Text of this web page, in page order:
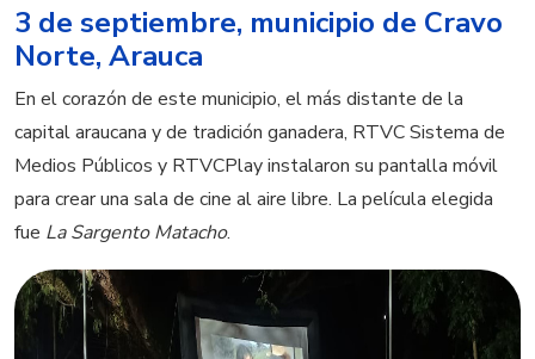
3 de septiembre, municipio de Cravo
Norte, Arauca
En el corazón de este municipio, el más distante de la
capital araucana y de tradición ganadera, RTVC Sistema de
Medios Públicos y RTVCPlay instalaron su pantalla móvil
para crear una sala de cine al aire libre. La película elegida
fue La Sargento Matacho.